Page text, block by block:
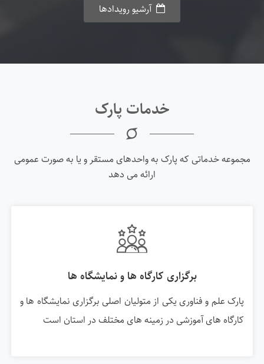
آرشیو رویدادها
خدمات پارک
مجموعه خدماتی که پارک به واحدهای مستقر و یا به صورت عمومی
ارائه می دهد
برگزاری کارگاه ها و نمایشگاه ها
پارک علم و فناوری یکی از متولیان اصلی برگزاری نمایشگاه ها و
کارگاه های آموزشی در زمینه های مختلف در استان است